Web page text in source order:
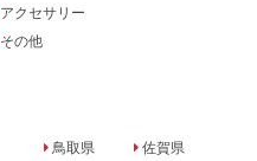
アクセサリー
その他
鳥取県
佐賀県